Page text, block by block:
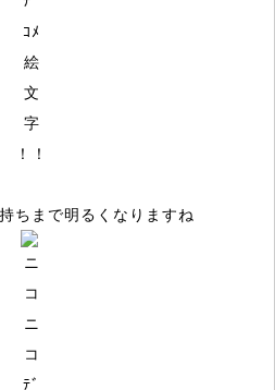
！！
ちまで明るくなりますね